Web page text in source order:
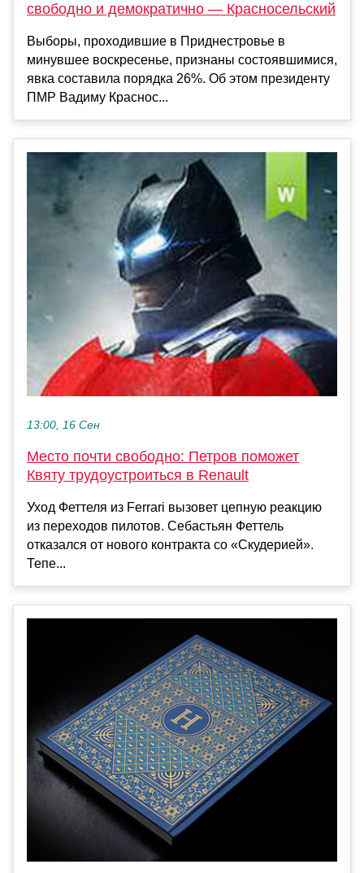
свободно и демократично — Красносельский
Выборы, проходившие в Приднестровье в
минувшее воскресенье, признаны состоявшимися,
явка составила порядка 26%. Об этом президенту
ПМР Вадиму Краснос...
13:00, 16 Сен
Место почти свободно: Петров поможет
Квяту трудоустроиться в Renault
Уход Феттеля из Ferrari вызовет цепную реакцию
из переходов пилотов. Себастьян Феттель
отказался от нового контракта со «Скудерией».
Тепе...